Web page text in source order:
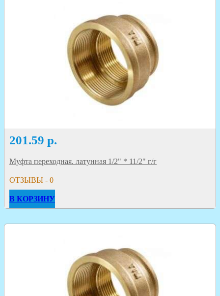
201.59 р.
Муфта переходная. латунная 1/2" * 11/2" г/г
ОТЗЫВЫ - 0
В КОРЗИНУ